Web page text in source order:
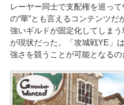
レーヤー同士で支配権を巡って
の“華”とも言えるコンテンツだ
強いギルドが固定化してしま
が現状だった。「攻城戦YE」
強さを競うことが可能となるの